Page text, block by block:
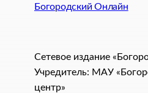
Богородский Онлайн
Сетевое издание
Учредитель: МАУ
центр»